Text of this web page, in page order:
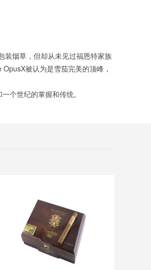
装烟草，但却从未见过福恩特家族
被认为是雪茄完美的顶峰，
个世纪的掌握和传统。